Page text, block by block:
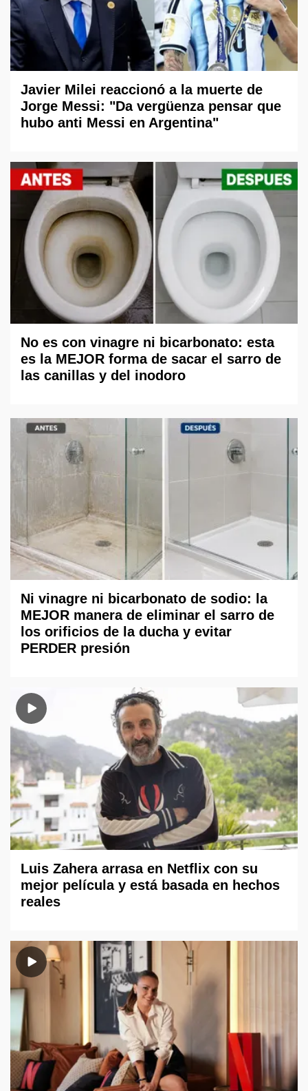
Javier Milei reaccionó a la muerte de
Jorge Messi: "Da vergüenza pensar que
hubo anti Messi en Argentina"
No es con vinagre ni bicarbonato: esta
es la MEJOR forma de sacar el sarro de
las canillas y del inodoro
Ni vinagre ni bicarbonato de sodio: la
MEJOR manera de eliminar el sarro de
los orificios de la ducha y evitar
PERDER presión
Luis Zahera arrasa en Netflix con su
mejor película y está basada en hechos
reales